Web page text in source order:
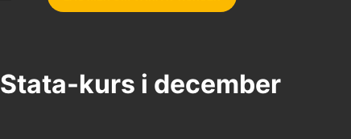
Stata-kurs i december